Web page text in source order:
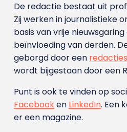
De redactie bestaat uit
Zij werken in journalistieke
basis van vrije
beïnvloeding van derden.
geborgd door een
wordt bijgestaan door een
Punt is ook te vinden op
Facebooken LinkedIn. Een
er een magazine.